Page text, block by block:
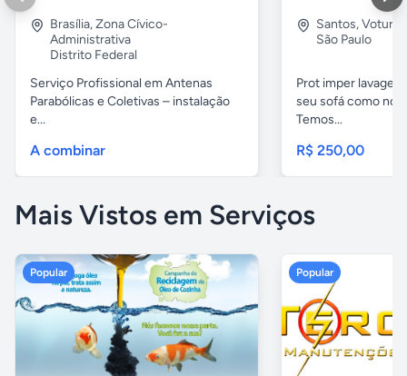
Brasília,Zona Cívico-
Administrativa
Distrito Federal
Serviço Profissional em Antenas
Parabólicas e Coletivas – instalação
e...
A combinar
Santos,Voturua
São Paulo
Prot imper
seu sofá como
Temos...
R$ 250,00
Mais Vistos em Serviços
Popular Popular